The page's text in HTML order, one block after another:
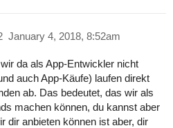
January 4, 2018, 8:52am
da als App-Entwickler nicht
auch App-Käufe) laufen direkt
ab. Das bedeutet, das wir als
machen können, du kannst aber
dir anbieten können ist aber, dir